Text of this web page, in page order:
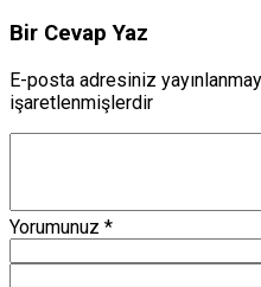
Bir Cevap Yaz
E-posta adresiniz
işaretlenmişlerdir
Yorumunuz *